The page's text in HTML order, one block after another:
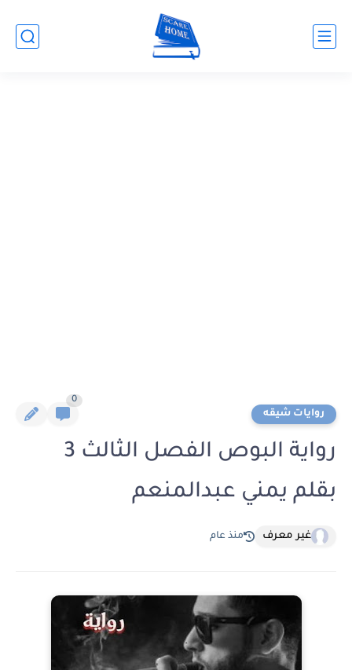
روايات شيقه
0
رواية البوص الفصل الثالث 3
بقلم يمني عبدالمنعم
غير معرف منذ عام